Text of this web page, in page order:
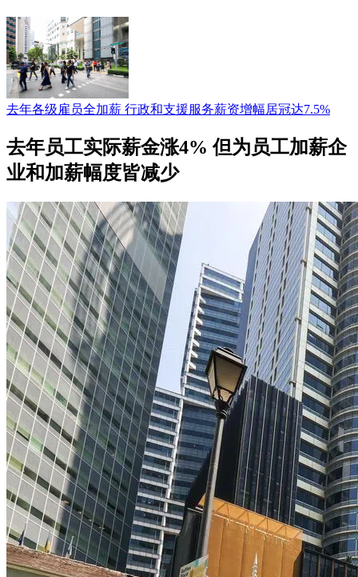
去年各级雇员全加薪 行政和支援服务薪资增幅居冠达7.5%
去年员工实际薪金涨4% 但为员工加薪企
业和加薪幅度皆减少